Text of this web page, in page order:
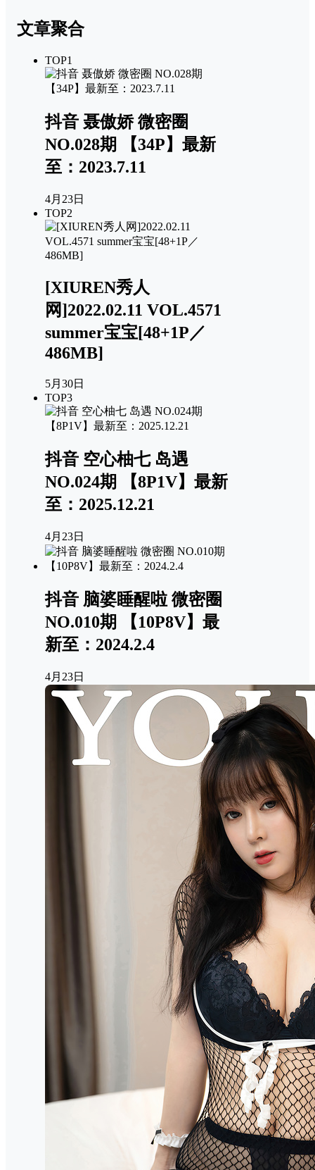
文章聚合
TOP1
抖音 聂傲娇 微密圈
NO.028期 【34P】最新
至：2023.7.11
4月23日
TOP2
[XIUREN秀人
网]2022.02.11 VOL.4571
summer宝宝[48+1P／
486MB]
5月30日
TOP3
抖音 空心柚七 岛遇
NO.024期 【8P1V】最新
至：2025.12.21
4月23日
抖音 脑婆睡醒啦 微密圈
NO.010期 【10P8V】最
新至：2024.2.4
4月23日